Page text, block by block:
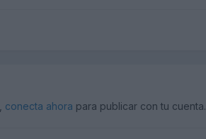
conecta ahora para publicar con tu cuenta.